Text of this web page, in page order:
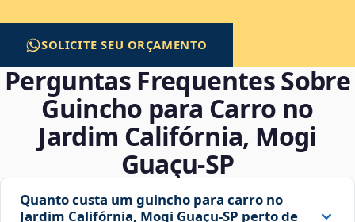
SOLICITE SEU ORÇAMENTO
Perguntas Frequentes Sobre
Guincho para Carro no
Jardim Califórnia, Mogi
Guaçu‑SP
Quanto custa um guincho para carro no
Jardim Califórnia, Mogi Guaçu‑SP perto de